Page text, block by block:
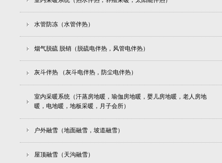
水管防冻（水管伴热）
烟气脱硫 脱销（脱硫电伴热，风管电伴热）
灰斗伴热 （灰斗电伴热，防尘电伴热）
室内采暖系统（汗蒸房地暖，瑜伽房地暖，婴儿房地暖，老人房地
暖，电地暖，地板采暖，月子会所）
户外融雪（地面融雪，坡道融雪）
屋顶融雪（天沟融雪）